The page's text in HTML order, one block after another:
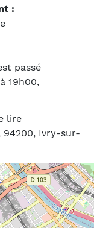
:
passé
19h00,
lire
94200, Ivry-sur-